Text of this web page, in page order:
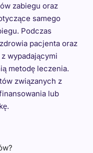
zabiegu oraz
samego
Podczas
pacjenta oraz
wypadającymi
metodę leczenia.
związanych z
lub